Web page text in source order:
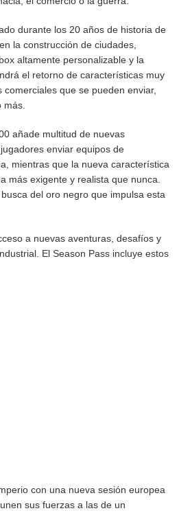
durante los 20 años de historia de
la construcción de ciudades,
altamente personalizable y la
el retorno de características muy
que se pueden enviar,
añade multitud de nuevas
enviar equipos de
mientras que la nueva característica
más exigente y realista que nunca.
del oro negro que impulsa esta
a nuevas aventuras, desafíos y
El Season Pass incluye estos
con una nueva sesión europea
sus fuerzas a las de un